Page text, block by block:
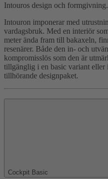
Intouros design och formgivning.
Intouron imponerar med
vardagsbruk. Med en interiör
meter ända fram till bakaxeln,
resenärer. Både den in- och
kompromisslös som den är
tillgänglig i en basic variant eller
tillhörande designpaket.
Cockpit Basic